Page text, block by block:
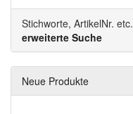
Stichworte, ArtikelNr. etc.
erweiterte Suche
Neue Produkte